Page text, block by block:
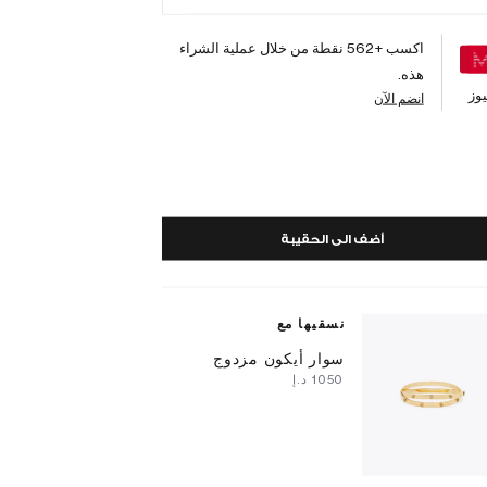
اكسب +562 نقطة من خلال عملية الشراء
هذه.
انضم الآن
أضف الى الحقيبة
نسقيها مع
سوار أيكون مزدوج